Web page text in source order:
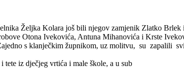
Željka Kolara još bili njegov zamjenik Zlatko
Otona Ivekovića, Antuna Mihanovića i Krste
s klanječkim župnikom, uz molitvu, su zapalili
iz dječjeg vrtića i male škole, a u sub